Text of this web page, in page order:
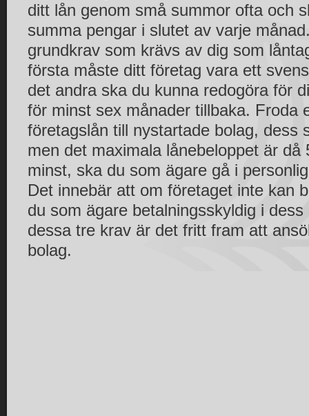
ditt lån genom små summor ofta och
summa pengar i slutet av varje
grundkrav som krävs av dig som
första måste ditt företag vara ett
det andra ska du kunna redogöra för
för minst sex månader tillbaka. Froda
företagslån till nystartade bolag, dess
men det maximala lånebeloppet är
minst, ska du som ägare gå i
Det innebär att om företaget inte kan
du som ägare betalningsskyldig i
dessa tre krav är det fritt fram att
bolag.